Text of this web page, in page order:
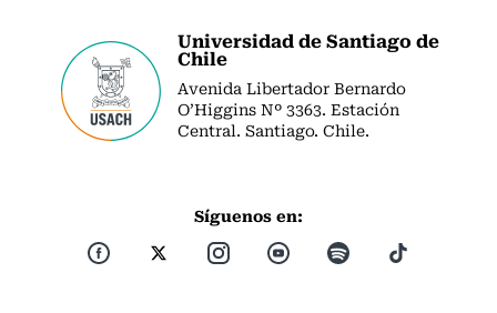
Universidad de Santiago de
Chile
Avenida Libertador Bernardo
O’Higgins Nº 3363. Estación
Central. Santiago. Chile.
Síguenos en: